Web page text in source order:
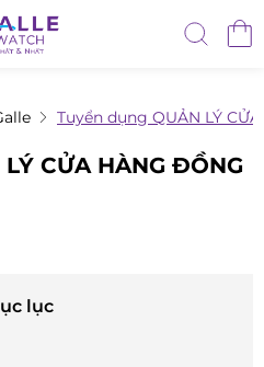
Tuyển dụng QUẢN LÝ
CỬA HÀNG ĐỒNG
lục